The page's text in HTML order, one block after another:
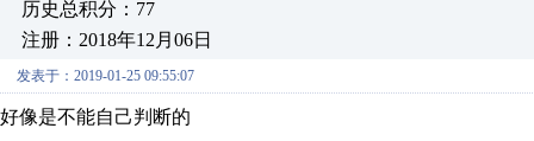
历史总积分：77
注册：2018年12月06日
发表于：2019-01-25 09:55:07
好像是不能自己判断的